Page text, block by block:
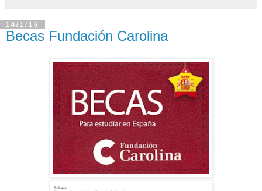
14/1/16
Becas Fundación Carolina